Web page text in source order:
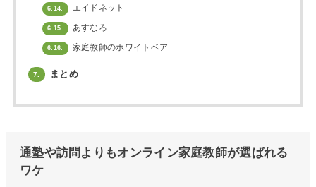
6.14. エイドネット
6.15. あすなろ
6.16. 家庭教師のホワイトベア
7. まとめ
通塾や訪問よりもオンライン家庭教師が選ばれる
ワケ